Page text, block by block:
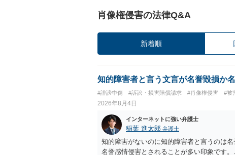
肖像権侵害の法律Q&A
新着順
知的障害者と言う文言が名誉毀損か
#誹謗中傷 #訴訟・損害賠償請求 #肖像権侵害 #被
2026年8月4日
インターネットに強い弁護士
稲葉 進太郎 弁護士
知的障害がないのに知的障害者と言うのは
名誉感情侵害とされることが多い印象です